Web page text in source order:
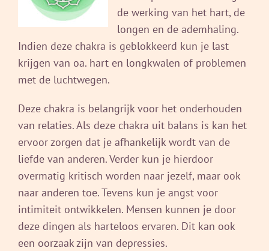
de werking van het hart, de
longen en de ademhaling.
Indien deze chakra is geblokkeerd kun je last
krijgen van oa. hart en longkwalen of problemen
met de luchtwegen.
Deze chakra is belangrijk voor het onderhouden
van relaties. Als deze chakra uit balans is kan het
ervoor zorgen dat je afhankelijk wordt van de
liefde van anderen. Verder kun je hierdoor
overmatig kritisch worden naar jezelf, maar ook
naar anderen toe. Tevens kun je angst voor
intimiteit ontwikkelen. Mensen kunnen je door
deze dingen als harteloos ervaren. Dit kan ook
een oorzaak zijn van depressies.